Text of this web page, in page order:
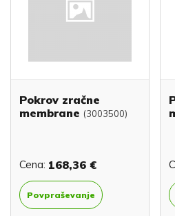
Pokrov zračne
membrane (3003500)
Cena: 168,36 €
Povpraševanje